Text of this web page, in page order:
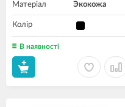
Матеріал Экокожа
Колір
В наявності